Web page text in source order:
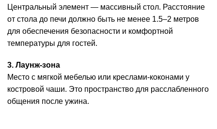
Центральный элемент — массивный стол. Расстояние
от стола до печи должно быть не менее 1.5–2 метров
для обеспечения безопасности и комфортной
температуры для гостей.
3. Лаунж-зона
Место с мягкой мебелью или креслами-коконами у
костровой чаши. Это пространство для расслабленного
общения после ужина.